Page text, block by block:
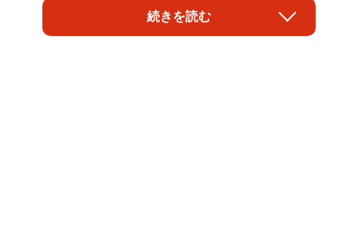
2017ミス・アース・ジャパンを受賞したワールドクラスの
続きを読む